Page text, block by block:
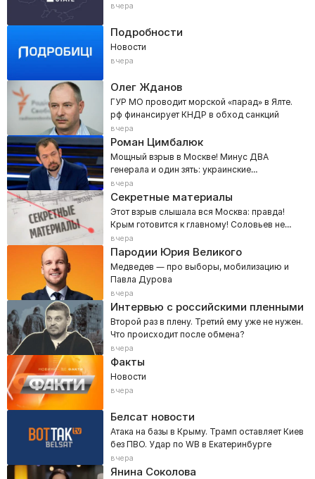
вчера
Подробности
Новости
вчера
Олег Жданов
ГУР МО проводит морской «парад» в Ялте.
рф финансирует КНДР в обход санкций
вчера
Роман Цимбалюк
Мощный взрыв в Москве! Минус ДВА
генерала и один зять: украинские
спецслужбы рвут столицу РФ
вчера
Секретные материалы
Этот взрыв слышала вся Москва: правда!
Крым готовится к главному! Соловьев не
выдержал
вчера
Пародии Юрия Великого
Медведев — про выборы, мобилизацию и
Павла Дурова
вчера
Интервью с российскими пленными
Второй раз в плену. Третий ему уже не нужен.
Что происходит после обмена?
вчера
Факты
Новости
вчера
Белсат новости
Атака на базы в Крыму. Трамп оставляет Киев
без ПВО. Удар по WB в Екатеринбурге
вчера
Янина Соколова